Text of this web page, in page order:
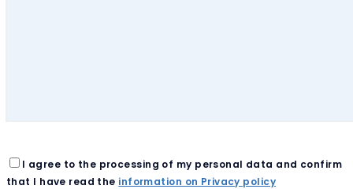
I agree to the processing of my personal data and confirm
that I have read the information on Privacy policy